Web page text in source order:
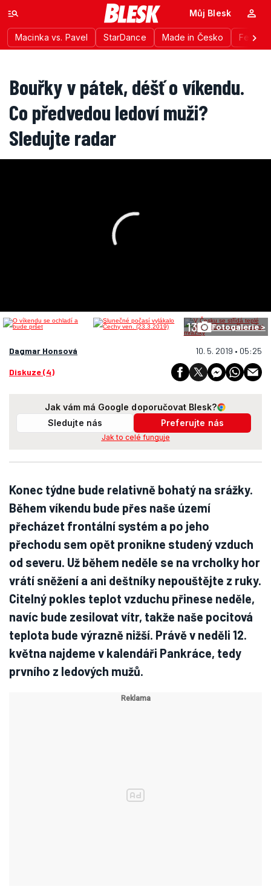
Macinka vs. Pavel StarDance Made in Česko
Můj Blesk
Bouřky v pátek, déšť o víkendu.
Co předvedou ledoví muži?
Sledujte radar
13 Fotogalerie >
Dagmar Honsová 10. 5. 2019 • 05:25
Diskuze (4)
Jak vám má Google doporučovat Blesk?
Sledujte nás
Preferujte nás
Jak to celé funguje
Konec týdne bude relativně bohatý na srážky.
Během víkendu bude přes naše území
přecházet frontální systém a po jeho
přechodu sem opět pronikne studený vzduch
od severu. Už během neděle se na vrcholky hor
vrátí sněžení a ani deštníky nepouštějte z ruky.
Citelný pokles teplot vzduchu přinese neděle,
navíc bude zesilovat vítr, takže naše pocitová
teplota bude výrazně nižší. Právě v neděli 12.
května najdeme v kalendáři Pankráce, tedy
prvního z ledových mužů.